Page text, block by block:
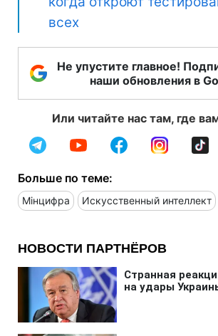
всех
Не упустите главное!
наши обновления в
Или читайте нас там, где
Больше по теме:
Мінцифра Искусственный интеллект